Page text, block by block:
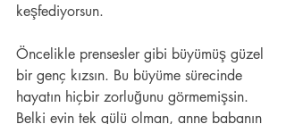
keşfediyorsun.
Öncelikle prensesler gibi büyümüş güzel
bir genç kızsın. Bu büyüme sürecinde
hayatın hiçbir zorluğunu görmemişsin.
Belki evin tek gülü olman, anne babanın